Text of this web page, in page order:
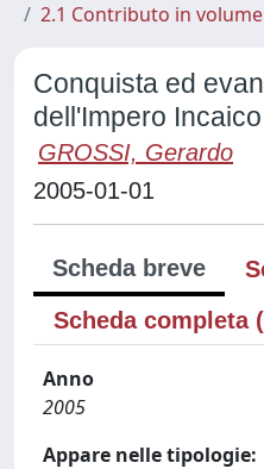
2.1 Contributo in
Conquista ed
dell'Impero Incaico
GROSSI, Gerardo
2005-01-01
Scheda breve
Scheda completa
Anno
2005
Appare nelle tipologie: